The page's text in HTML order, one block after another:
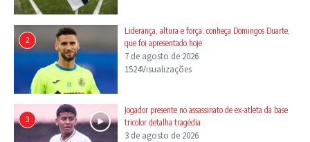
2
Liderança, altura e força: conheça Domingos Duarte,
que foi apresentado hoje
7 de agosto de 2026
1524Visualizações
3
Jogador presente no assassinato de ex-atleta da base
tricolor detalha tragédia
3 de agosto de 2026